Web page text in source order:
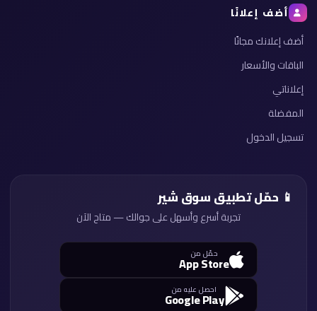
أضف إعلانًا
أضف إعلانك مجانًا
الباقات والأسعار
إعلاناتي
المفضلة
تسجيل الدخول
📱 حمّل تطبيق سوق شير
تجربة أسرع وأسهل على جوالك — متاح الآن
حمّل من
App Store
احصل عليه من
Google Play